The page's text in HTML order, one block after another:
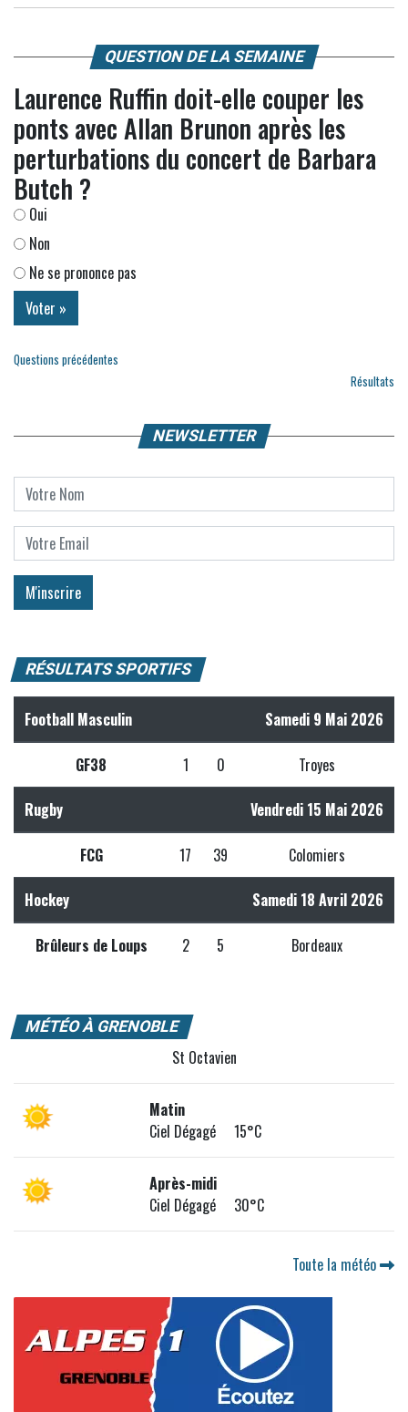
QUESTION DE LA SEMAINE
Laurence Ruffin doit-elle couper les
ponts avec Allan Brunon après les
perturbations du concert de Barbara
Butch ?
Oui
Non
Ne se prononce pas
Questions précédentes
Résultats
NEWSLETTER
RÉSULTATS SPORTIFS
Football Masculin Samedi 9 Mai 2026
GF38 1 0 Troyes
Rugby Vendredi 15 Mai 2026
FCG 17 39 Colomiers
Hockey Samedi 18 Avril 2026
Brûleurs de Loups 2 5 Bordeaux
MÉTÉO À GRENOBLE
St Octavien
Matin
Ciel Dégagé 15°C
Après-midi
Ciel Dégagé 30°C
Toute la météo